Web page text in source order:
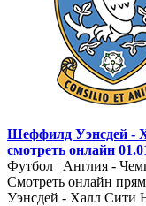
Шеффилд Уэнсдей -
смотреть онлайн
Футбол | Англия -
Смотреть онлайн
Уэнсдей - Халл Сити